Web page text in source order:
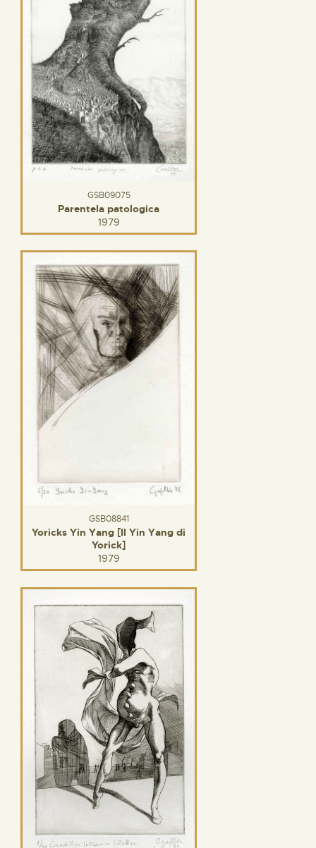
GSB09075
Parentela patologica
1979
GSB08841
Yoricks Yin Yang [Il Yin Yang di
Yorick]
1979